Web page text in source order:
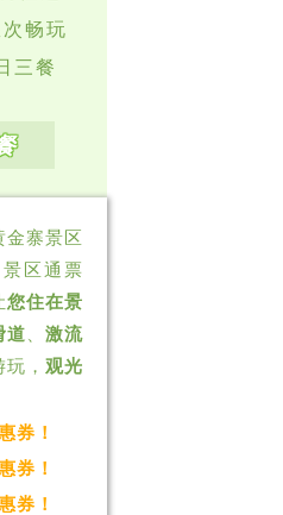
畅玩
三餐
金寨景区
区通票
您住在景
道
激流
， 观光
券！
券！
券！